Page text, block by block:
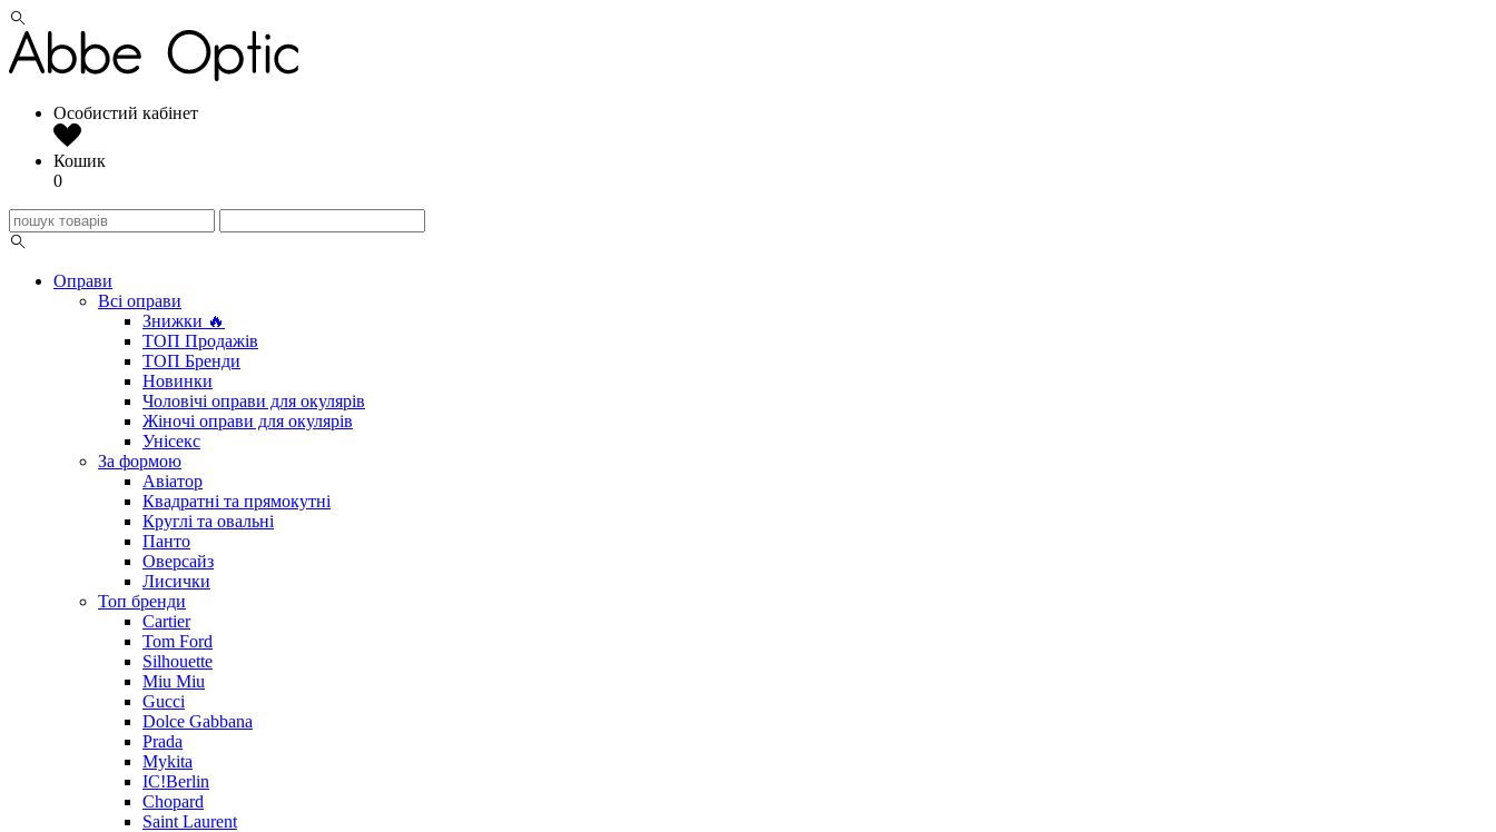
Особистий кабінет
Кошик
0
Оправи
Всі оправи
Знижки 🔥
ТОП Продажів
ТОП Бренди
Новинки
Чоловічі оправи для окулярів
Жіночі оправи для окулярів
Унісекс
За формою
Авіатор
Квадратні та прямокутні
Круглі та овальні
Панто
Оверсайз
Лисички
Топ бренди
Cartier
Tom Ford
Silhouette
Miu Miu
Gucci
Dolce Gabbana
Prada
Mykita
IC!Berlin
Chopard
Saint Laurent